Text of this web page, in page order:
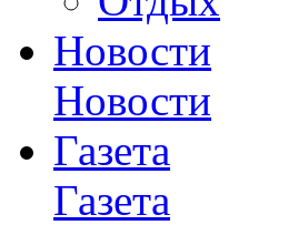
Новости
Новости
Газета
Газета